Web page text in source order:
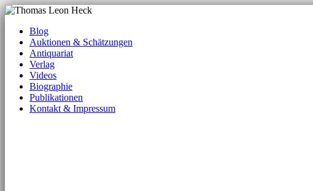
Blog
Auktionen & Schätzungen
Antiquariat
Verlag
Videos
Biographie
Publikationen
Kontakt & Impressum